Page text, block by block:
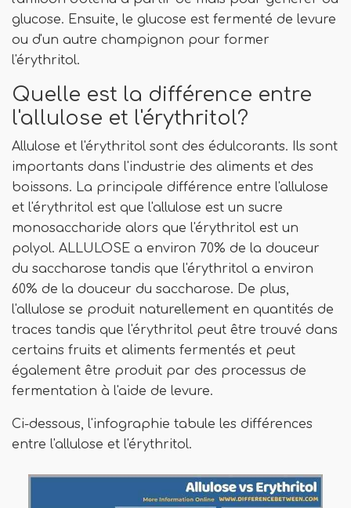
glucose. Ensuite, le glucose est fermenté de levure
ou d'un autre champignon pour former
l'érythritol.
Quelle est la différence entre
l'allulose et l'érythritol?
Allulose et l'érythritol sont des édulcorants. Ils sont
importants dans l'industrie des aliments et des
boissons. La principale différence entre l'allulose
et l'érythritol est que l'allulose est un sucre
monosaccharide alors que l'érythritol est un
polyol. ALLULOSE a environ 70% de la douceur
du saccharose tandis que l'érythritol a environ
60% de la douceur du saccharose. De plus,
l'allulose se produit naturellement en quantités de
traces tandis que l'érythritol peut être trouvé dans
certains fruits et aliments fermentés et peut
également être produit par des processus de
fermentation à l'aide de levure.
Ci-dessous, l'infographie tabule les différences
entre l'allulose et l'érythritol.